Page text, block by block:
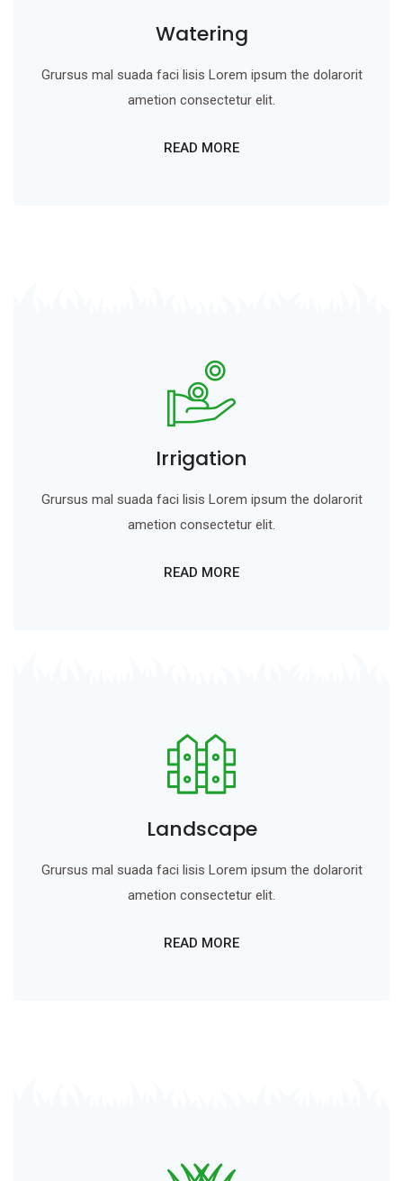
Watering
Grursus mal suada faci lisis Lorem ipsum the dolarorit
ametion consectetur elit.
READ MORE
Irrigation
Grursus mal suada faci lisis Lorem ipsum the dolarorit
ametion consectetur elit.
READ MORE
Landscape
Grursus mal suada faci lisis Lorem ipsum the dolarorit
ametion consectetur elit.
READ MORE